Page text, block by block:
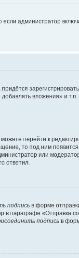
если администратор
вложения» и т.п.
перейти к
то под ним
или
ответил.
подпись в форме
в параграфе «Отправка
подпись в